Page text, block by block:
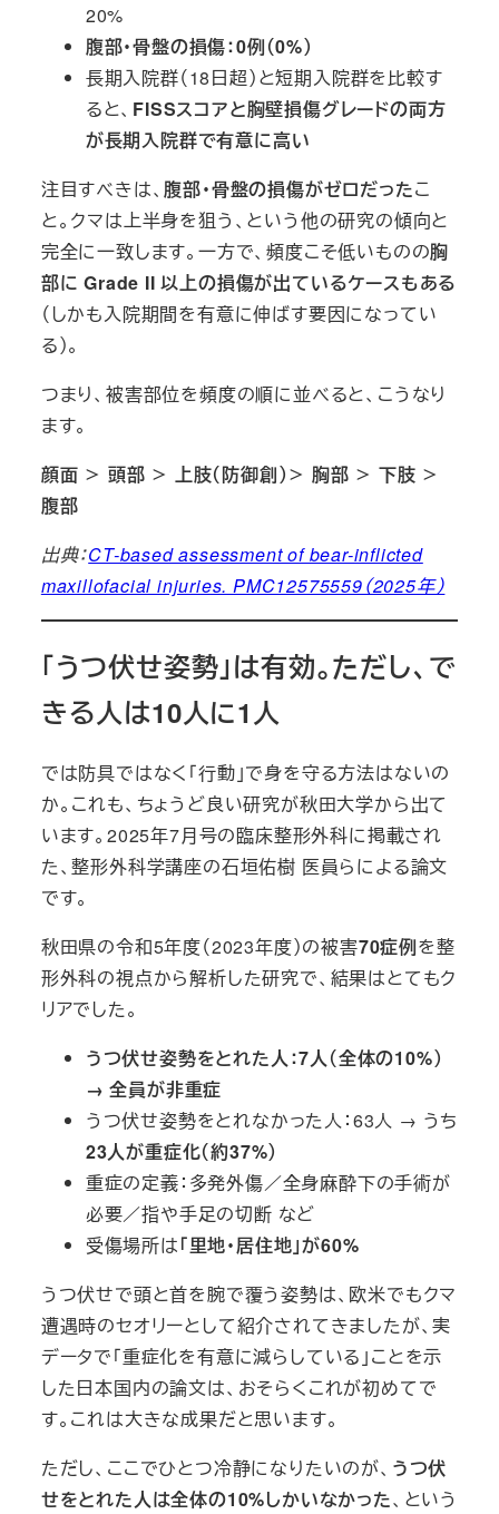
20%
腹部・骨盤の損傷：0例（0%）
長期入院群（18日超）と短期入院群を比較す
ると、 FISSスコアと胸壁損傷グレードの両方
が長期入院群で有意に高い
注目すべきは、腹部・骨盤の損傷がゼロだったこ
と。クマは上半身を狙う、という他の研究の傾向と
完全に一致します。一方で、頻度こそ低いものの胸
部に Grade II 以上の損傷が出ているケースもある
（しかも入院期間を有意に伸ばす要因になってい
る）。
つまり、被害部位を頻度の順に並べると、こうなり
ます。
顔面 ＞ 頭部 ＞ 上肢（防御創）＞ 胸部 ＞ 下肢 ＞
腹部
出典：CT-based assessment of bear-inflicted
maxillofacial injuries. PMC12575559（2025年）
「うつ伏せ姿勢」は有効。ただし、で
きる人は10人に1人
では防具ではなく「行動」で身を守る方法はないの
か。これも、ちょうど良い研究が秋田大学から出て
います。2025年7月号の臨床整形外科に掲載され
た、整形外科学講座の石垣佑樹 医員らによる論文
です。
秋田県の令和5年度（2023年度）の被害70症例を整
形外科の視点から解析した研究で、結果はとてもク
リアでした。
うつ伏せ姿勢をとれた人：7人（全体の10%）
→ 全員が非重症
うつ伏せ姿勢をとれなかった人：63人 → うち
23人が重症化（約37%）
重症の定義：多発外傷／全身麻酔下の手術が
必要／指や手足の切断 など
受傷場所は「里地・居住地」が60%
うつ伏せで頭と首を腕で覆う姿勢は、欧米でもクマ
遭遇時のセオリーとして紹介されてきましたが、実
データで「重症化を有意に減らしている」ことを示
した日本国内の論文は、おそらくこれが初めてで
す。これは大きな成果だと思います。
ただし、ここでひとつ冷静になりたいのが、 うつ伏
せをとれた人は全体の10%しかいなかった、という